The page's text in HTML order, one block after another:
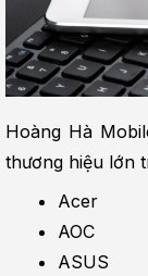
Hoàng Hà
thương hiệu lớn
Acer
AOC
ASUS